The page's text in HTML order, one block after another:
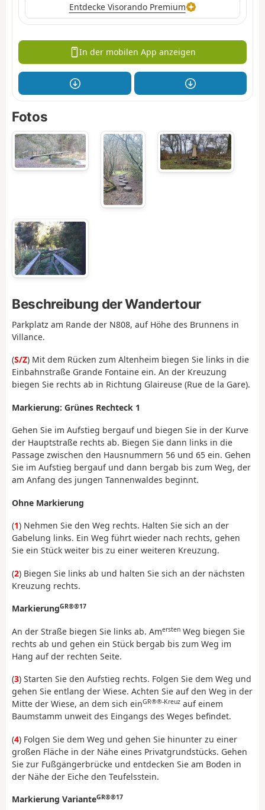
Entdecke Visorando Premium
In der mobilen App anzeigen
Fotos
Beschreibung der Wandertour
Parkplatz am Rande der N808, auf Höhe des Brunnens in
Villance.
(S/Z) Mit dem Rücken zum Altenheim biegen Sie links in die
Einbahnstraße Grande Fontaine ein. An der Kreuzung
biegen Sie rechts ab in Richtung Glaireuse (Rue de la Gare).
Markierung: Grünes Rechteck 1
Gehen Sie im Aufstieg bergauf und biegen Sie in der Kurve
der Hauptstraße rechts ab. Biegen Sie dann links in die
Passage zwischen den Hausnummern 56 und 65 ein. Gehen
Sie im Aufstieg bergauf und dann bergab bis zum Weg, der
am Anfang des jungen Tannenwaldes beginnt.
Ohne Markierung
(1) Nehmen Sie den Weg rechts. Halten Sie sich an der
Gabelung links. Ein Weg führt wieder nach rechts, gehen
Sie ein Stück weiter bis zu einer weiteren Kreuzung.
(2) Biegen Sie links ab und halten Sie sich an der nächsten
Kreuzung rechts.
MarkierungGR®®17
An der Straße biegen Sie links ab. Amersten Weg biegen Sie
rechts ab und gehen ein Stück bergab bis zum Weg im
Hang auf der rechten Seite.
(3) Starten Sie den Aufstieg rechts. Folgen Sie dem Weg und
gehen Sie entlang der Wiese. Achten Sie auf den Weg in der
Mitte der Wiese, an dem sich einGR®®-Kreuz auf einem
Baumstamm unweit des Eingangs des Weges befindet.
(4) Folgen Sie dem Weg und gehen Sie hinunter zu einer
großen Fläche in der Nähe eines Privatgrundstücks. Gehen
Sie zur Fußgängerbrücke und entdecken Sie am Boden in
der Nähe der Eiche den Teufelsstein.
Markierung VarianteGR®®17